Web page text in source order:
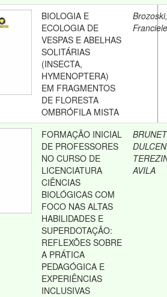
BIOLOGIA E
ECOLOGIA DE
VESPAS E ABELHAS
SOLITÁRIAS
(INSECTA,
HYMENOPTERA)
EM FRAGMENTOS
DE FLORESTA
OMBRÓFILA MISTA
Brozoski,
Franciele
FORMAÇÃO INICIAL
DE PROFESSORES
NO CURSO DE
LICENCIATURA
CIÊNCIAS
BIOLÓGICAS COM
FOCO NAS ALTAS
HABILIDADES E
SUPERDOTAÇÃO:
REFLEXÕES SOBRE
A PRÁTICA
PEDAGÓGICA E
EXPERIÊNCIAS
INCLUSIVAS
AVILA